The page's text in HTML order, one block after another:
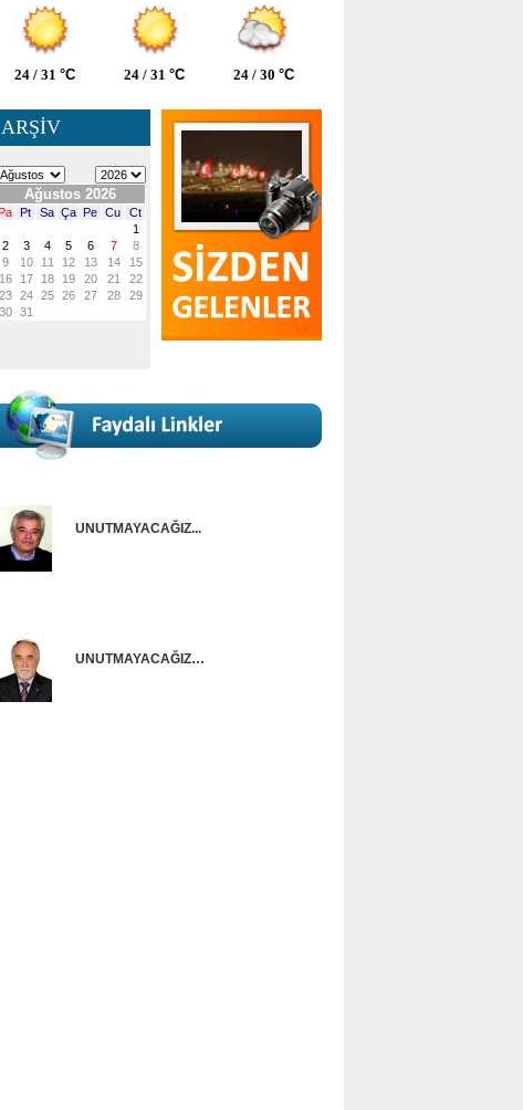
24 / 31 °C 24 / 31 °C 24 / 30 °C
ARŞİV
UNUTMAYACAĞIZ...
UNUTMAYACAĞIZ…